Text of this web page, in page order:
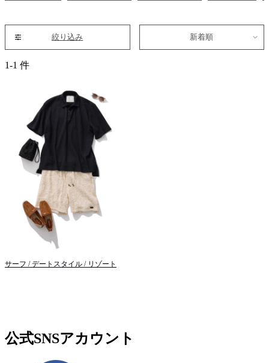
絞り込み 新着順
1-1 件
サーフ / デートスタイル / リゾート
公式SNSアカウント